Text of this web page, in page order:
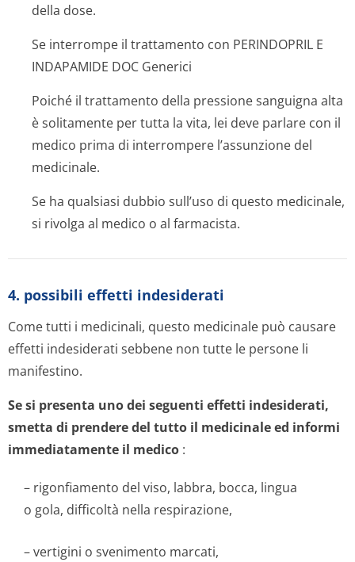
della dose.
Se interrompe il trattamento con PERINDOPRIL E
INDAPAMIDE DOC Generici
Poiché il trattamento della pressione sanguigna alta
è solitamente per tutta la vita, lei deve parlare con il
medico prima di interrompere l’assunzione del
medicinale.
Se ha qualsiasi dubbio sull’uso di questo medicinale,
si rivolga al medico o al farmacista.
4. possibili effetti indesiderati
Come tutti i medicinali, questo medicinale può causare
effetti indesiderati sebbene non tutte le persone li
manifestino.
Se si presenta uno dei seguenti effetti indesiderati,
smetta di prendere del tutto il medicinale ed informi
immediatamente il medico :
– rigonfiamento del viso, labbra, bocca, lingua
o gola, difficoltà nella respirazione,
– vertigini o svenimento marcati,